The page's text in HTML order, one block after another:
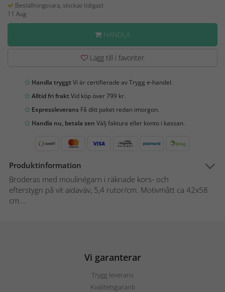
Beställningsvara, skickas tidigast
11 Aug
HANDLA
Lägg till i favoriter
Handla tryggtVi är certifierade av Trygg e-handel.
Alltid fri fraktVid köp över 799 kr.
Expressleverans Få ditt paket redan imorgon.
Handla nu, betala sen Välj faktura eller konto i kassan.
Produktinformation
Broderas med moulinégarn i räknade kors- och
efterstygn på vit aidaväv, 5,4 rutor/cm. Motivmått ca 42x58
cm....
Vi garanterar
Trygg leverans
Kvalitetsgaranti